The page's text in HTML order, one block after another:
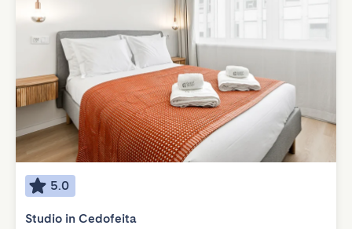
5.0
Studio in Cedofeita